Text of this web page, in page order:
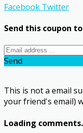
Facebook Twitter
Send this coupon
Send
This is not a email
your friend's email)
Loading